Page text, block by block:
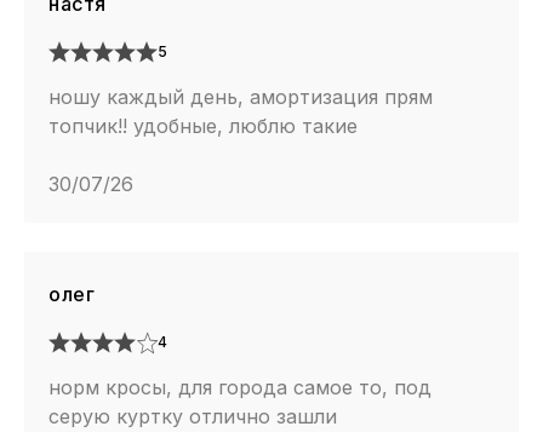
5
ношу каждый день, амортизация прям
топчик!! удобные, люблю такие
30/07/26
олег
4
норм кросы, для города самое то, под
серую куртку отлично зашли